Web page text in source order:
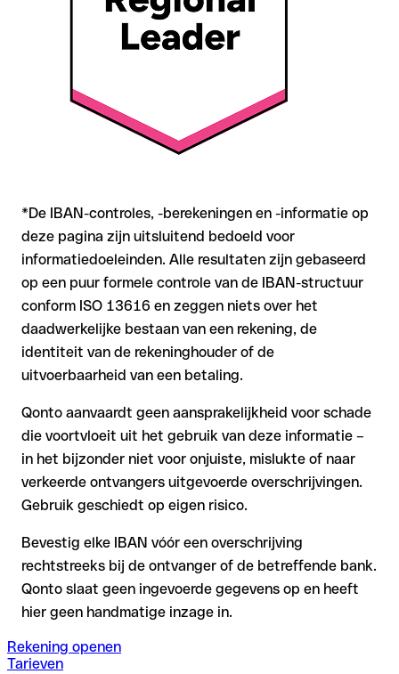
bevestig de IBAN bij twijfel direct bij de ontvanger. Vooral bij
grotere bedragen of nieuwe zakenrelaties is deze
*De IBAN-controles, -berekeningen en -informatie op
deze pagina zijn uitsluitend bedoeld voor
informatiedoeleinden. Alle resultaten zijn gebaseerd
op een puur formele controle van de IBAN-structuur
conform ISO 13616 en zeggen niets over het
daadwerkelijke bestaan van een rekening, de
identiteit van de rekeninghouder of de
uitvoerbaarheid van een betaling.
Qonto aanvaardt geen aansprakelijkheid voor schade
die voortvloeit uit het gebruik van deze informatie –
in het bijzonder niet voor onjuiste, mislukte of naar
verkeerde ontvangers uitgevoerde overschrijvingen.
Gebruik geschiedt op eigen risico.
Bevestig elke IBAN vóór een overschrijving
rechtstreeks bij de ontvanger of de betreffende bank.
Qonto slaat geen ingevoerde gegevens op en heeft
hier geen handmatige inzage in.
Rekening openen
Tarieven